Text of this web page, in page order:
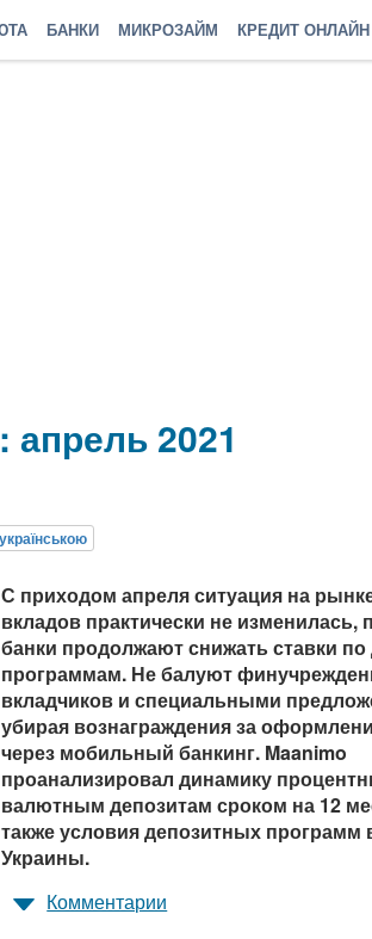
БАНКИ МИКРОЗАЙМ КРЕДИТ ОНЛАЙН
2021
С приходом апреля ситуация на
вкладов практически не изменилась,
банки продолжают снижать ставки
программам. Не балуют
вкладчиков и специальными
убирая вознаграждения за
через мобильный банкинг. Maanimo
проанализировал динамику
валютным депозитам сроком на 12
также условия депозитных программ
Украины.
Комментарии